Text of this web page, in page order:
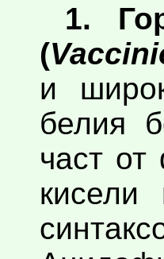
1.
(
и
белия
част
кисели